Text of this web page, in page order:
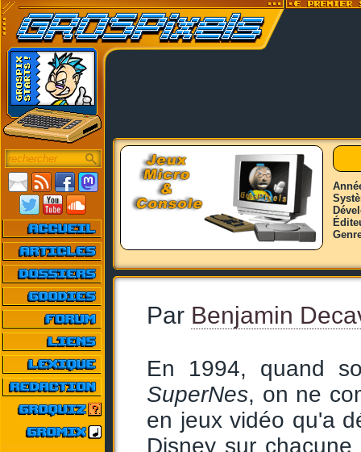
Par Benjamin
En 1994, quand
SuperNes, on ne
en jeux vidéo qu'a
Disney sur